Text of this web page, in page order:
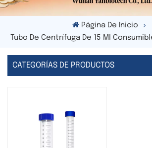
Página De Inicio
Tubo De Centrífuga De 15 Ml
CATEGORÍAS DE PRODUCTOS